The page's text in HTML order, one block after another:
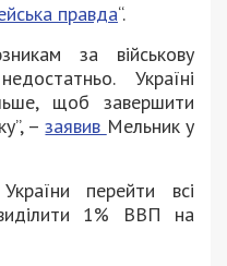
правда“.
за військову
Україні
щоб завершити
–заявив Мельник у
перейти всі
виділити 1% ВВП на